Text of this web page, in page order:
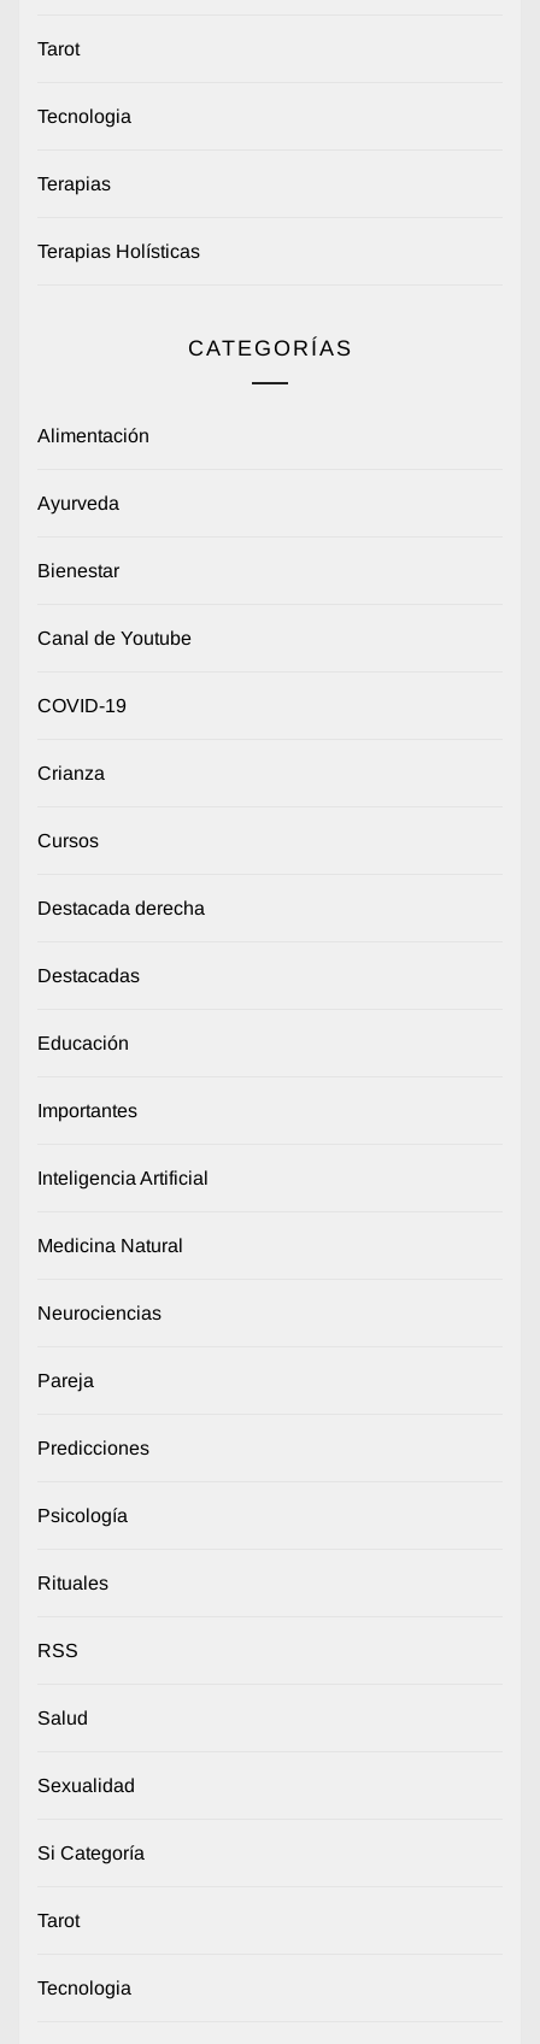
Tarot
Tecnologia
Terapias
Terapias Holísticas
CATEGORÍAS
Alimentación
Ayurveda
Bienestar
Canal de Youtube
COVID-19
Crianza
Cursos
Destacada derecha
Destacadas
Educación
Importantes
Inteligencia Artificial
Medicina Natural
Neurociencias
Pareja
Predicciones
Psicología
Rituales
RSS
Salud
Sexualidad
Si Categoría
Tarot
Tecnologia